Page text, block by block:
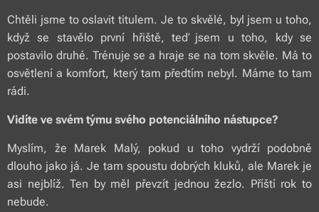
Chtěli jsme to oslavit titulem. Je to skvělé, byl jsem u toho,
když se stavělo první hřiště, teď jsem u toho, kdy se
postavilo druhé. Trénuje se a hraje se na tom skvěle. Má to
osvětlení a komfort, který tam předtím nebyl. Máme to tam
rádi.
Vidíte ve svém týmu svého potenciálního nástupce?
Myslím, že Marek Malý, pokud u toho vydrží podobně
dlouho jako já. Je tam spoustu dobrých kluků, ale Marek je
asi nejblíž. Ten by měl převzít jednou žezlo. Příští rok to
nebude.